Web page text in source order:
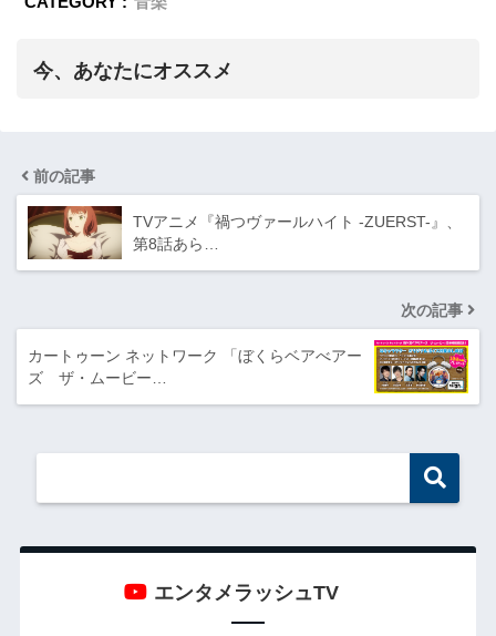
今、あなたにオススメ
前の記事
TVアニメ『禍つヴァールハイト -ZUERST-』、
第8話あら…
次の記事
カートゥーン ネットワーク 「ぼくらベアべアー
ズ ザ・ムービー…
エンタメラッシュTV